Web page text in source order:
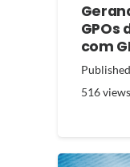
GPOs
com
516views